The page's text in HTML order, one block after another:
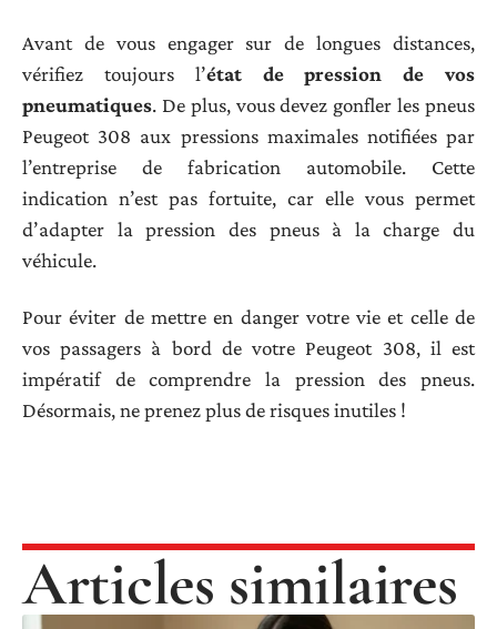
Avant de vous engager sur de longues distances,
vérifiez toujours l’état de pression de vos
pneumatiques. De plus, vous devez gonfler les pneus
Peugeot 308 aux pressions maximales notifiées par
l’entreprise de fabrication automobile. Cette
indication n’est pas fortuite, car elle vous permet
d’adapter la pression des pneus à la charge du
véhicule.
Pour éviter de mettre en danger votre vie et celle de
vos passagers à bord de votre Peugeot 308, il est
impératif de comprendre la pression des pneus.
Désormais, ne prenez plus de risques inutiles !
Articles similaires